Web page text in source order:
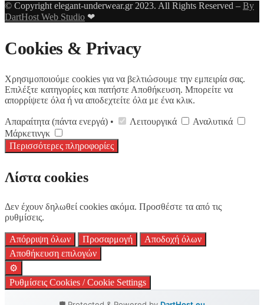
© Copyright elegant-underwear.gr 2023. All Rights Reserved – By
DartHost Web Studio ❤
Cookies & Privacy
Χρησιμοποιούμε cookies για να βελτιώσουμε την εμπειρία σας.
Επιλέξτε κατηγορίες και πατήστε Αποθήκευση. Μπορείτε να
απορρίψετε όλα ή να αποδεχτείτε όλα με ένα κλικ.
Απαραίτητα (πάντα ενεργά) • Λειτουργικά
Αναλυτικά
Μάρκετινγκ
Περισσότερες πληροφορίες
Λίστα cookies
Δεν έχουν δηλωθεί cookies ακόμα. Προσθέστε τα από τις
ρυθμίσεις.
Απόρριψη όλων Προσαρμογή
Αποδοχή όλων
Αποθήκευση επιλογών
⚙️
Ρυθμίσεις Cookies / Cookie Settings